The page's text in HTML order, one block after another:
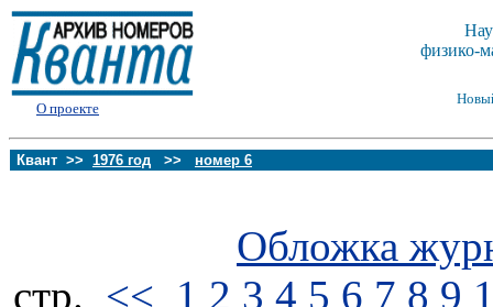
О проекте
физико-
Квант >> 1976 год >> номер 6
Обложка
стp. << 1 2 3 4 5 6 7 8 9